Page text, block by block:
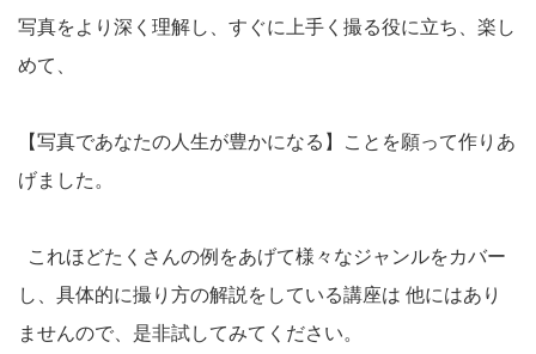
写真をより深く理解し、すぐに上手く撮る役に立ち、楽し
めて、
【写真であなたの人生が豊かになる】ことを願って作りあ
げました。
これほどたくさんの例をあげて様々なジャンルをカバー
し、具体的に撮り方の解説をしている講座は 他にはあり
ませんので、是非試してみてください。